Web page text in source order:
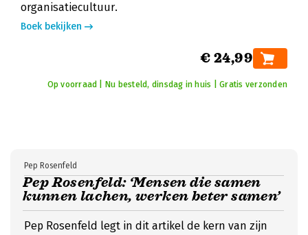
organisatiecultuur.
Boek bekijken
€ 24,99
Op voorraad | Nu besteld, dinsdag in huis | Gratis verzonden
Pep Rosenfeld: ‘Mensen die samen
kunnen lachen, werken beter samen’
Pep Rosenfeld
Pep Rosenfeld legt in dit artikel de kern van zijn